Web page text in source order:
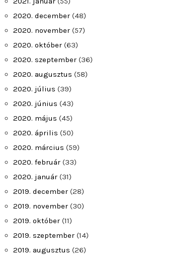
2020. december (48)
2020. november (57)
2020. október (63)
2020. szeptember (36)
2020. augusztus (58)
2020. július (39)
2020. június (43)
2020. május (45)
2020. április (50)
2020. március (59)
2020. február (33)
2020. január (31)
2019. december (28)
2019. november (30)
2019. október (11)
2019. szeptember (14)
2019. augusztus (26)